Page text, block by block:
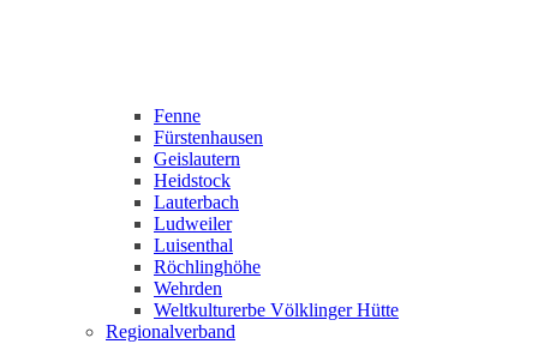
Fenne
Fürstenhausen
Geislautern
Heidstock
Lauterbach
Ludweiler
Luisenthal
Röchlinghöhe
Wehrden
Weltkulturerbe Völklinger Hütte
Regionalverband